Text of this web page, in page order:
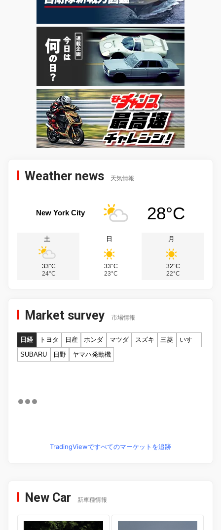
Weather news 天気情報
New York City 28°C
土
33°C
24°C
日
33°C
23°C
月
32°C
22°C
Market survey 市場情報
日経 トヨタ 日産 ホンダ マツダ スズキ 三菱
いすゞ
SUBARU
日野 ヤマハ発動機
TradingViewですべてのマーケットを追跡
New Car 新車種情報